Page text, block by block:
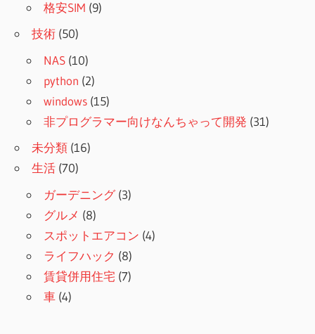
格安SIM (9)
技術 (50)
NAS (10)
python (2)
windows (15)
非プログラマー向けなんちゃって開発 (31)
未分類 (16)
生活 (70)
ガーデニング(3)
グルメ (8)
スポットエアコン (4)
ライフハック (8)
賃貸併用住宅 (7)
車 (4)